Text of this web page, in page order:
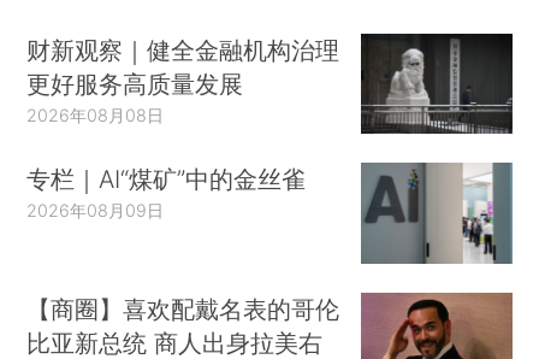
财新观察｜健全金融机构治理
更好服务高质量发展
2026年08月08日
专栏｜AI“煤矿”中的金丝雀
2026年08月09日
【商圈】喜欢配戴名表的哥伦
比亚新总统 商人出身拉美右